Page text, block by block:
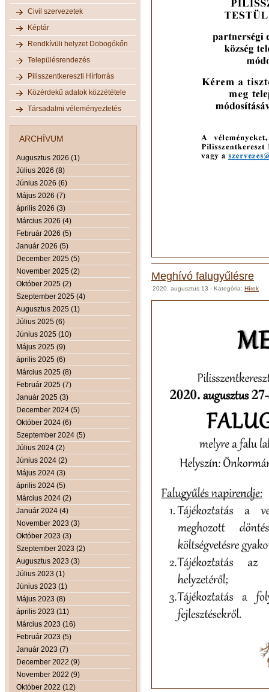
Civil szervezetek
Képtár
Rendkívüli helyzet Dobogókőn
Településrendezés
Pilisszentkereszti Hírforrás
Közérdekű adatok közzététele
Társadalmi véleményeztetés
ARCHÍVUM
Augusztus 2026 (1)
Július 2026 (8)
Június 2026 (6)
Május 2026 (7)
április 2026 (3)
Március 2026 (4)
Február 2026 (5)
Január 2026 (5)
December 2025 (5)
November 2025 (2)
Október 2025 (2)
Szeptember 2025 (4)
Augusztus 2025 (1)
Július 2025 (6)
Június 2025 (10)
Május 2025 (9)
április 2025 (6)
Március 2025 (8)
Február 2025 (7)
Január 2025 (3)
December 2024 (5)
Október 2024 (6)
Szeptember 2024 (5)
Július 2024 (2)
Június 2024 (2)
Május 2024 (3)
április 2024 (5)
Március 2024 (2)
Január 2024 (4)
November 2023 (3)
Október 2023 (3)
Szeptember 2023 (2)
Augusztus 2023 (3)
Július 2023 (1)
Június 2023 (1)
Május 2023 (8)
április 2023 (11)
Március 2023 (16)
Február 2023 (5)
Január 2023 (7)
December 2022 (9)
November 2022 (9)
Október 2022 (12)
Meghívó falugyűlésre
2020. augusztus 13 - Kategória: Hírek